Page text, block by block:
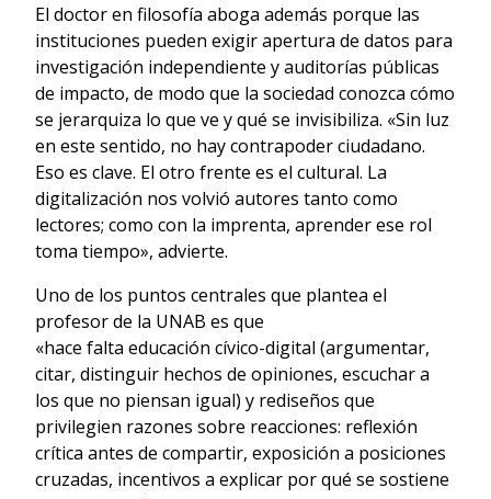
El doctor en filosofía aboga además porque las
instituciones pueden exigir apertura de datos para
investigación independiente y auditorías públicas
de impacto, de modo que la sociedad conozca cómo
se jerarquiza lo que ve y qué se invisibiliza. «Sin luz
en este sentido, no hay contrapoder ciudadano.
Eso es clave. El otro frente es el cultural. La
digitalización nos volvió autores tanto como
lectores; como con la imprenta, aprender ese rol
toma tiempo», advierte.
Uno de los puntos centrales que plantea el
profesor de la UNAB es que
«hace falta educación cívico-digital (argumentar,
citar, distinguir hechos de opiniones, escuchar a
los que no piensan igual) y rediseños que
privilegien razones sobre reacciones: reflexión
crítica antes de compartir, exposición a posiciones
cruzadas, incentivos a explicar por qué se sostiene